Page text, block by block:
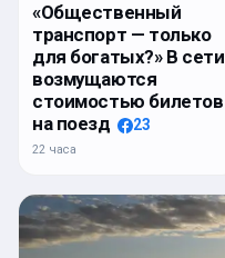
«Общественный
транспорт — только
для богатых?» В сети
возмущаются
стоимостью билетов
на поезд
23
22 часа